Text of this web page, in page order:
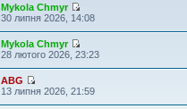
Mykola Chmyr
30 липня 2026, 14:08
Mykola Chmyr
28 лютого 2026, 23:23
ABG
13 липня 2026, 21:59